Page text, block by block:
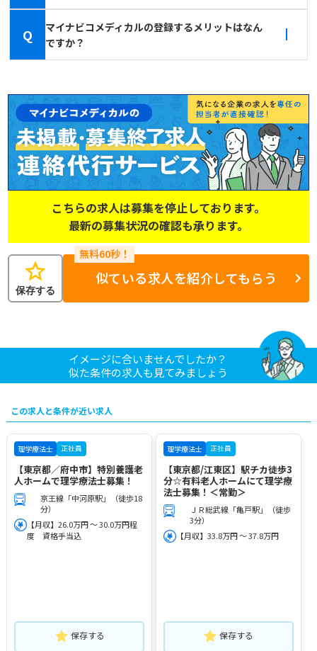
Q
マイナビコメディカルの登録するメリットはなん
ですか？
こちらの求人は募集を停止しております。
最新の募集状況の確認も承ります。
star
保存する
似ている求人を紹介してもらう
イメージに合いませんでしたか？
似た条件の求人も見てみましょう
この求人と条件が近い求人
理学療法士 正社員
【東京都／府中市】特別養護老
人ホームで理学療法士募集！
京王線「中河原駅」（徒歩18
分）
【月収】26.0万円 ～ 30.0万円程
度 資格手当込
保存する
理学療法士 正社員
【東京都/江東区】駅チカ徒歩3
分☆有料老人ホームにて理学療
法士募集！＜常勤＞
ＪＲ総武線「亀戸駅」（徒歩
3分）
【月収】33.8万円 ～ 37.8万円
保存する